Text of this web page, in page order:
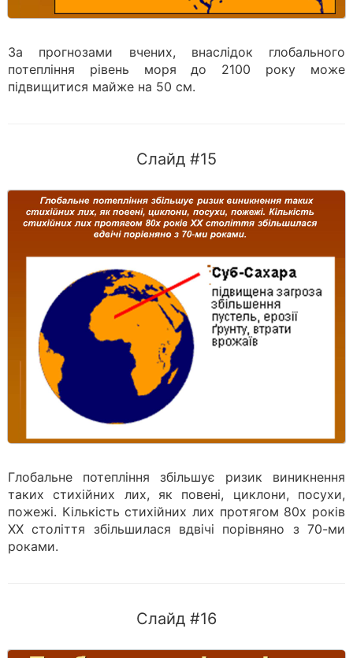
За прогнозами вчених, внаслідок глобального
потепління рівень моря до 2100 року може
підвищитися майже на 50 см.
Слайд #15
Глобальне потепління збільшує ризик виникнення
таких стихійних лих, як повені, циклони, посухи,
пожежі. Кількість стихійних лих протягом 80х років
ХХ століття збільшилася вдвічі порівняно з 70-ми
роками.
Слайд #16